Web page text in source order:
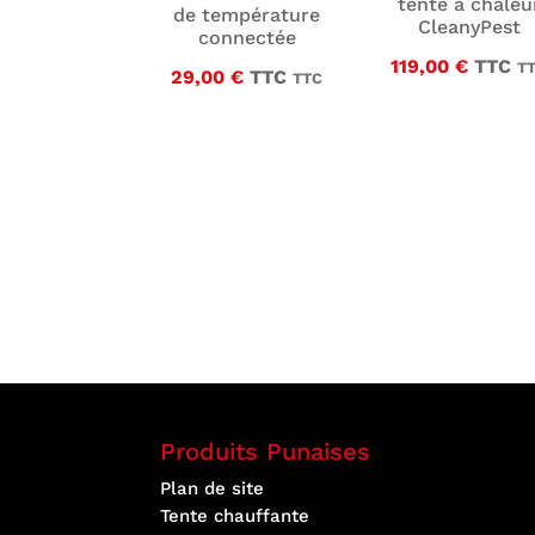
de température
connectée
29,00€ TTC TTC
tente à
CleanyPest
119,00€ TTC
Produits Punaises
Plan de site
Tente chauffante